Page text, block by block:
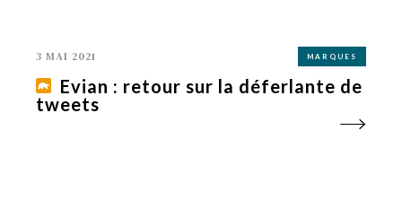
3 MAI 2021 MARQUES
Evian : retour sur la déferlante de
tweets